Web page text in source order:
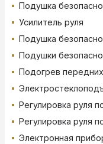
Подушка
Усилитель руля
Подушка
Подушки
Подогрев
Регулировка руля
Регулировка руля
Электронная